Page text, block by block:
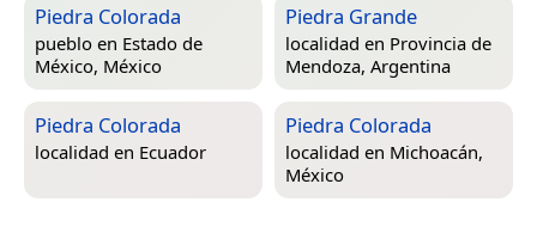
Piedra Colorada
pueblo en Estado de
México, México
Piedra Grande
localidad en Provincia de
Mendoza, Argentina
Piedra Colorada
localidad en Ecuador
Piedra Colorada
localidad en Michoacán,
México